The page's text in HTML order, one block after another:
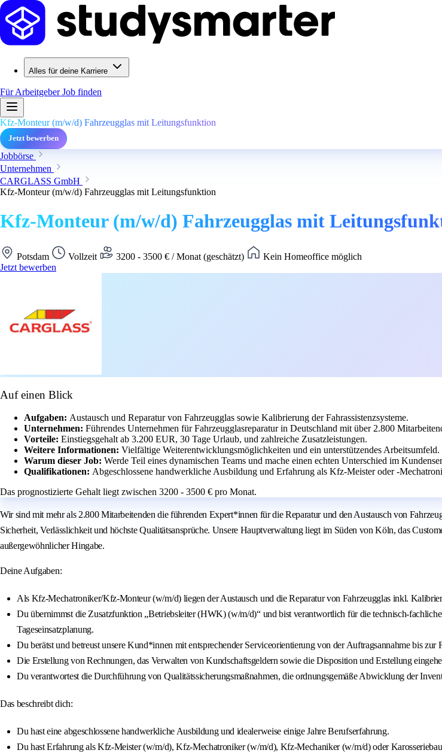
Alles für deine Karriere
Für ArbeitgeberJob finden
Kfz-Monteur (m/w/d) Fahrzeugglas mit Leitungsfunktion
Jetzt bewerben
Jobbörse
Unternehmen
CARGLASS GmbH
Kfz-Monteur (m/w/d) Fahrzeugglas mit Leitungsfunktion
Kfz-Monteur (m/w/d) Fahrzeugglas mit
Potsdam Vollzeit 3200 - 3500 € / Monat (geschätzt)
Kein Homeoffice möglich
Jetzt bewerben
Auf einen Blick
Aufgaben: Austausch und Reparatur von Fahrzeugglas sowie Kalibrierung der Fahrassistenzsysteme.
Unternehmen: Führendes Unternehmen für Fahrzeugglasreparatur in Deutschland mit über 2.800
Vorteile: Einstiegsgehalt ab 3.200 EUR, 30 Tage Urlaub, und zahlreiche Zusatzleistungen.
Weitere Informationen: Vielfältige Weiterentwicklungsmöglichkeiten und ein unterstützendes Arbeitsumfeld.
Warum dieser Job: Werde Teil eines dynamischen Teams und mache einen echten Unterschied im
Qualifikationen: Abgeschlossene handwerkliche Ausbildung und Erfahrung als Kfz-Meister oder -
Das prognostizierte Gehalt liegt zwischen 3200 - 3500 € pro Monat.
Wir sind mit mehr als 2.800 Mitarbeitenden die führenden Expert*innen für die Reparatur und den Austausch von
Sicherheit, Verlässlichkeit und höchste Qualitätsansprüche. Unsere Hauptverwaltung liegt im Süden von Köln, das
außergewöhnlicher Hingabe.
Deine Aufgaben:
Als Kfz-Mechatroniker/Kfz-Monteur (w/m/d) liegen der Austausch und die Reparatur von Fahrzeugglas inkl.
Du übernimmst die Zusatzfunktion „Betriebsleiter (HWK) (w/m/d)“ und bist verantwortlich für die technisch-
Tageseinsatzplanung.
Du berätst und betreust unsere Kund*innen mit entsprechender Serviceorientierung von der Auftragsannahme bis zur
Die Erstellung von Rechnungen, das Verwalten von Kundschaftsgeldern sowie die Disposition und Erstellung
Du verantwortest die Durchführung von Qualitätssicherungsmaßnahmen, die ordnungsgemäße Abwicklung der
Das beschreibt dich:
Du hast eine abgeschlossene handwerkliche Ausbildung und idealerweise einige Jahre Berufserfahrung.
Du hast Erfahrung als Kfz-Meister (w/m/d), Kfz-Mechatroniker (w/m/d), Kfz-Mechaniker (w/m/d) oder